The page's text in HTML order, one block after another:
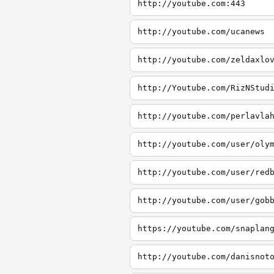
http://youtube.com:443
http://youtube.com/ucanews
http://youtube.com/
http://Youtube.com/
http://youtube.com/
http://youtube.com/user/
http://youtube.com/user/
http://youtube.com/user/
https://youtube.com/
http://youtube.com/